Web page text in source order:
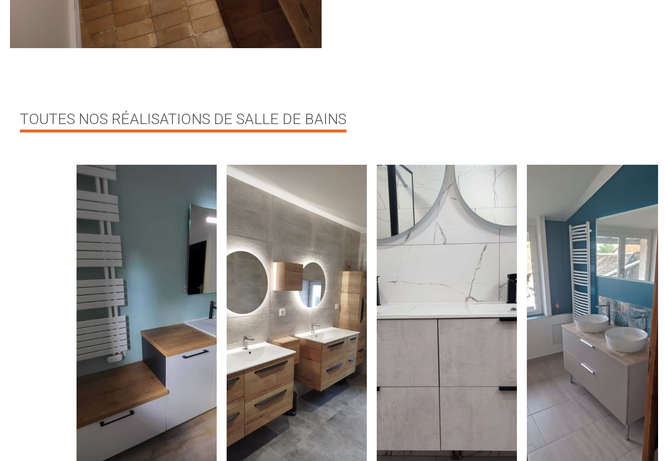
TOUTES NOS RÉALISATIONS DE SALLE DE BAINS